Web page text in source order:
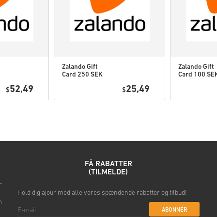
Se den hurtige guide
• Gennemfør din ordre
Når det er gjort, modtager
$52,49
Zalando Gift
Card 250 SEK
$25,49
Zalando Gift
Card 100
FÅ RABATTER
(TILMELDE)
Hold dig ajour med alle vores spændende rabatter og tilbud!
ABONNER